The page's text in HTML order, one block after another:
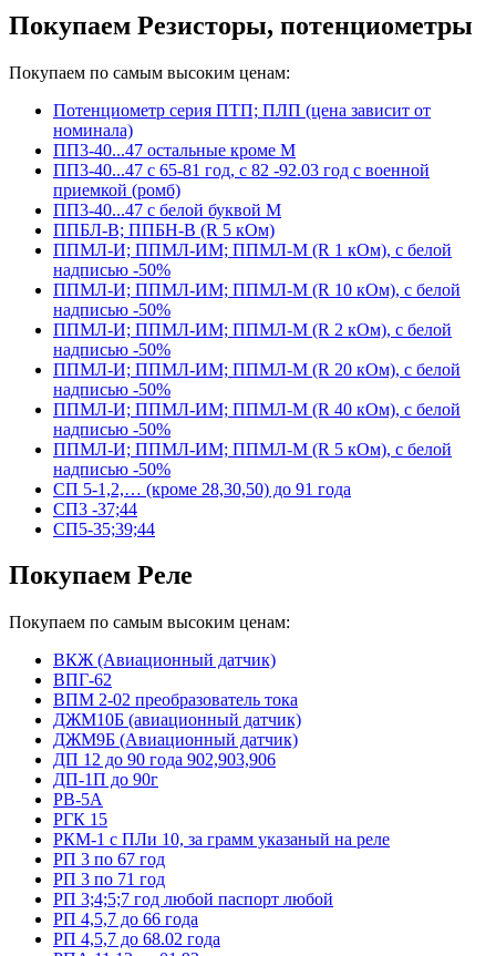
Покупаем Резисторы, потенциометры
Покупаем по самым высоким ценам:
Потенциометр серия ПТП; ПЛП (цена зависит от
номинала)
ПП3-40...47 остальные кроме М
ПП3-40...47 с 65-81 год, с 82 -92.03 год с военной
приемкой (ромб)
ПП3-40...47 с белой буквой М
ППБЛ-В; ППБН-В (R 5 кОм)
ППМЛ-И; ППМЛ-ИМ; ППМЛ-М (R 1 кОм), с белой
надписью -50%
ППМЛ-И; ППМЛ-ИМ; ППМЛ-М (R 10 кОм), с белой
надписью -50%
ППМЛ-И; ППМЛ-ИМ; ППМЛ-М (R 2 кОм), с белой
надписью -50%
ППМЛ-И; ППМЛ-ИМ; ППМЛ-М (R 20 кОм), с белой
надписью -50%
ППМЛ-И; ППМЛ-ИМ; ППМЛ-М (R 40 кОм), с белой
надписью -50%
ППМЛ-И; ППМЛ-ИМ; ППМЛ-М (R 5 кОм), с белой
надписью -50%
СП 5-1,2,… (кроме 28,30,50) до 91 года
СП3 -37;44
СП5-35;39;44
Покупаем Реле
Покупаем по самым высоким ценам:
ВКЖ (Авиационный датчик)
ВПГ-62
ВПМ 2-02 преобразователь тока
ДЖМ10Б (авиационный датчик)
ДЖМ9Б (Авиационный датчик)
ДП 12 до 90 года 902,903,906
ДП-1П до 90г
РВ-5А
РГК 15
РКМ-1 с ПЛи 10, за грамм указаный на реле
РП 3 по 67 год
РП 3 по 71 год
РП 3;4;5;7 год любой паспорт любой
РП 4,5,7 до 66 года
РП 4,5,7 до 68.02 года